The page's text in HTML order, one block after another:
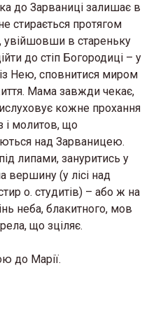
до Зарваниці залишає в
стирається протягом
в стареньку
до стіп Богородиці – у
із Нею, сповнитися миром
Мама завжди чекає,
кожне прохання
і молитов, що
над Зарваницею.
липами, зануритись у
вершину (у лісі над
о. студитів) – або ж на
неба, блакитного, мов
що зціляє.
до Марії.